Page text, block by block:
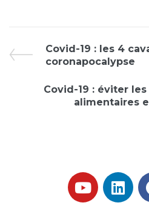
Covid-19 : les 4
coronapocalypse
Covid-19 : éviter
alimentaires